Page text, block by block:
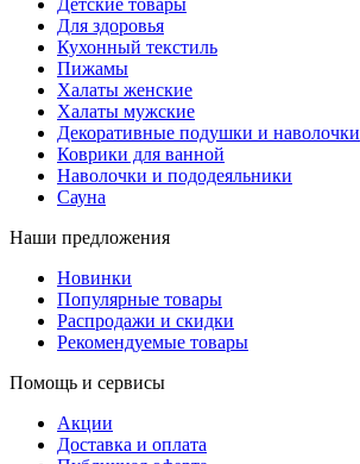
Детские товары
Для здоровья
Кухонный текстиль
Пижамы
Халаты женские
Халаты мужские
Декоративные подушки и наволочки
Коврики для ванной
Наволочки и пододеяльники
Сауна
Наши предложения
Новинки
Популярные товары
Распродажи и скидки
Рекомендуемые товары
Помощь и сервисы
Акции
Доставка и оплата